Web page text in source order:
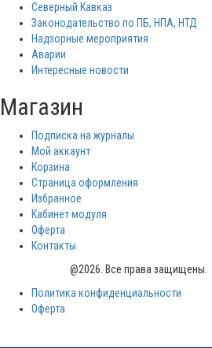
Северный Кавказ
Законодательство по ПБ, НПА, НТД
Надзорные мероприятия
Аварии
Интересные новости
Магазин
Подписка на журналы
Мой аккаунт
Корзина
Страница оформления
Избранное
Кабинет модуля
Оферта
Контакты
@2026. Все права защищены.
Политика конфиденциальности
Оферта